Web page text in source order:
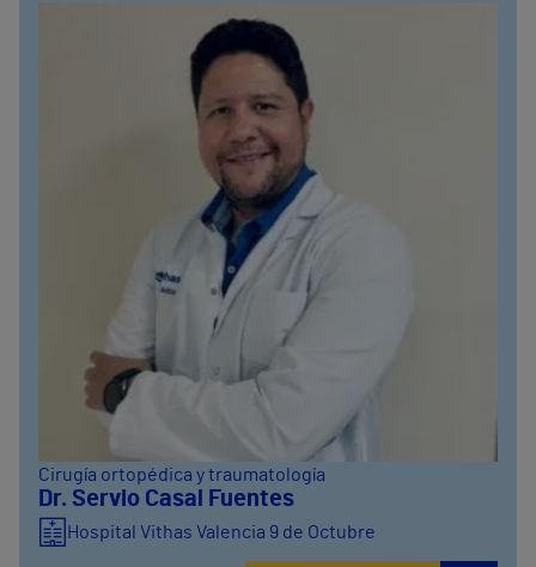
Cirugía ortopédica y traumatología
Dr. Servio Casal Fuentes
Hospital Vithas Valencia 9 de Octubre